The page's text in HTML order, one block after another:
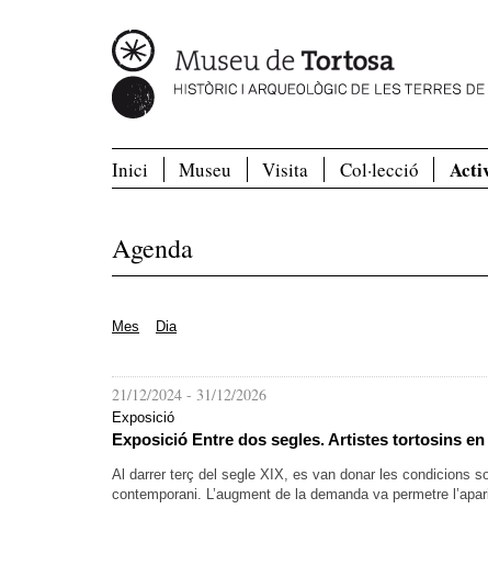
Inici Museu Visita Col·lecció
Agenda
Mes Dia
21/12/2024 - 31/12/2026
Exposició
Exposició Entre dos segles. Artistes tortosins
Al darrer terç del segle XIX, es van donar les condicions
contemporani. L’augment de la demanda va permetre